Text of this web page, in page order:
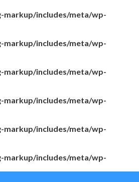
markup/includes/meta/wp-
markup/includes/meta/wp-
markup/includes/meta/wp-
markup/includes/meta/wp-
markup/includes/meta/wp-
markup/includes/meta/wp-